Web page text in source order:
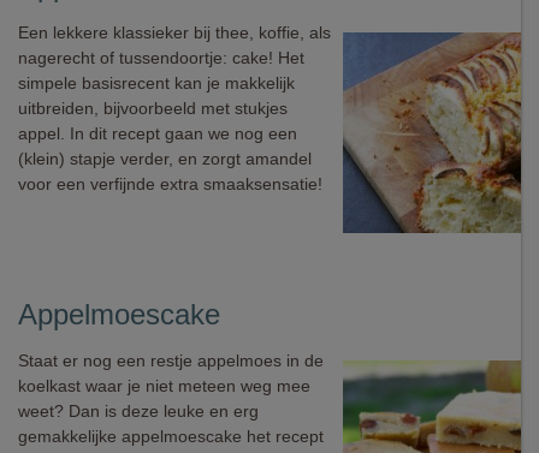
Een lekkere klassieker bij thee, koffie, als
nagerecht of tussendoortje: cake! Het
simpele basisrecent kan je makkelijk
uitbreiden, bijvoorbeeld met stukjes
appel. In dit recept gaan we nog een
(klein) stapje verder, en zorgt amandel
voor een verfijnde extra smaaksensatie!
Appelmoescake
Staat er nog een restje appelmoes in de
koelkast waar je niet meteen weg mee
weet? Dan is deze leuke en erg
gemakkelijke appelmoescake het recept